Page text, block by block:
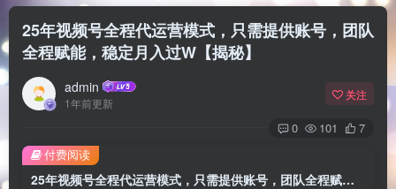
25年视频号全程代运营模式，只需提供账号，团队
全程赋能，稳定月入过W【揭秘】
admin
1年前更新
关注
0 101 7
25年视频号全程代运营模式，只需提供账号，团队全程赋能，稳定月入过W【揭秘】
付费阅读